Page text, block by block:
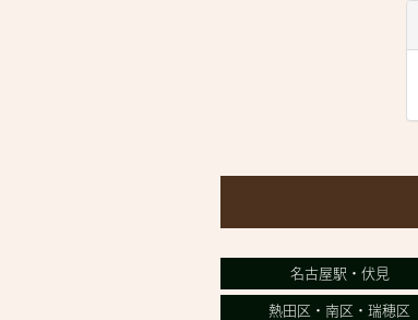
名古屋駅・伏見
熱田区・南区・瑞穂区